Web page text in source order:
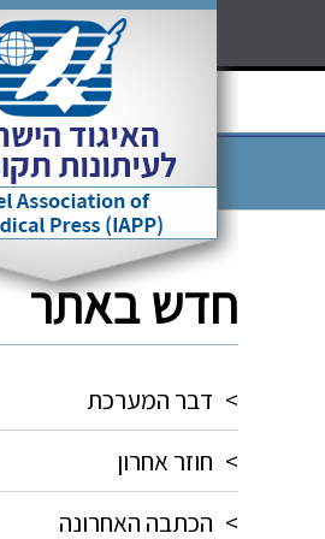
חדש באתר
> דבר המערכת
> חוזר אחרון
> הכתבה האחרונה